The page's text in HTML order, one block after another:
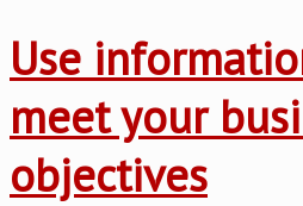
Use
meet your
objectives